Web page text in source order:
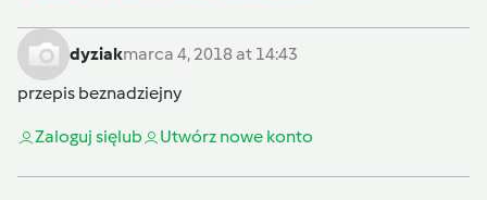
dyziakmarca 4, 2018 at 14:43
przepis beznadziejny
Zaloguj sięlub Utwórz nowe konto